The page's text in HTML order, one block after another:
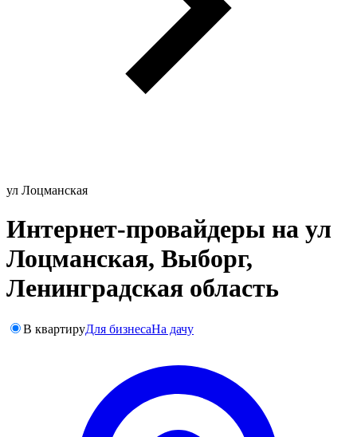
ул Лоцманская
Интернет-провайдеры на ул
Лоцманская, Выборг,
Ленинградская область
В квартируДля бизнесаНа дачу